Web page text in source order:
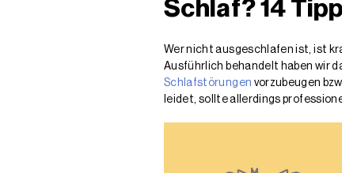
Schlaf? 14
Wer nicht ausgeschlafen ist, ist
Ausführlich behandelt haben wir
Schlafstörungen vorzubeugen
leidet, sollte allerdings